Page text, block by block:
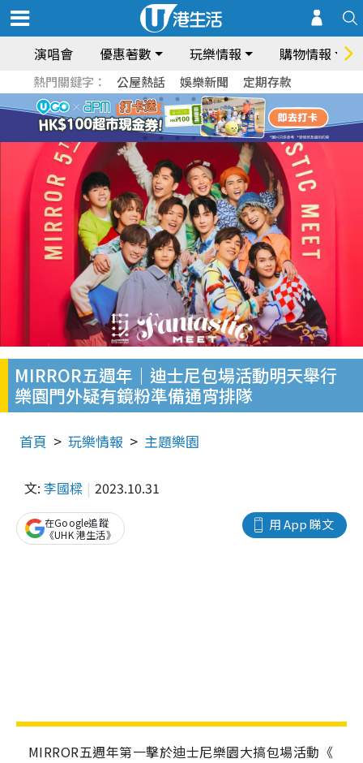
演唱會 優惠著數 玩樂情報 購物情報
熱門關鍵字： 公屋熱話 娛樂新聞 定期存款
MIRROR五週年｜迪士尼包場活動明天舉行
樂園門外疑有鏡粉準備通宵排隊
首頁 玩樂情報 主題樂園
文: 李國樑 2023.10.31
用 App 睇文
在Google追蹤
《UHK 港生活》
MIRROR五週年第一擊於迪士尼樂園大搞包場活動《